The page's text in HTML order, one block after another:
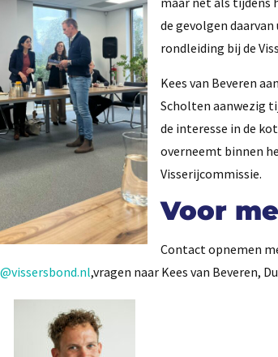
de gevolgen
rondleiding bij de
Kees van Beveren
Scholten aanwezig
de interesse in de
overneemt binnen
Visserijcommissie.
Voor
Contact opnemen
,vragen naar Kees van Beveren,